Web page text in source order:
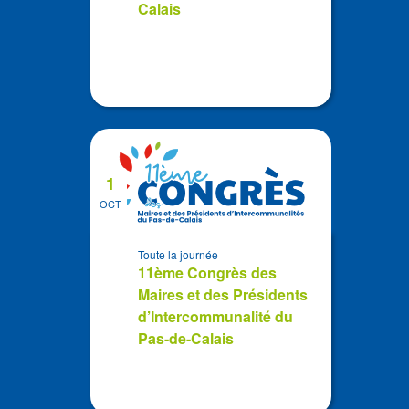
Calais
OCT
1
11ème Congrès des
Maires et des Présidents
d’Intercommunalité du
Pas-de-Calais
Toute la journée